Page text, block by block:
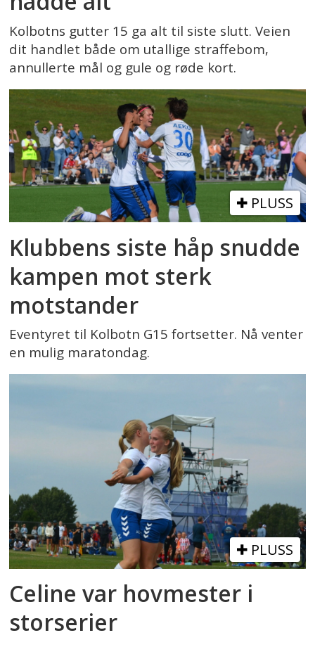
Kolbotns gutter 15 ga alt til siste slutt. Veien
dit handlet både om utallige straffebom,
annullerte mål og gule og røde kort.
PLUSS
Klubbens siste håp snudde
kampen mot sterk
motstander
Eventyret til Kolbotn G15 fortsetter. Nå venter
en mulig maratondag.
PLUSS
Celine var hovmester i
storserier